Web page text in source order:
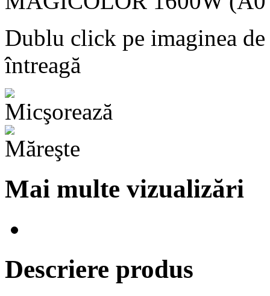
Dublu click pe imaginea de
întreagă
Mai multe vizualizări
Descriere produs